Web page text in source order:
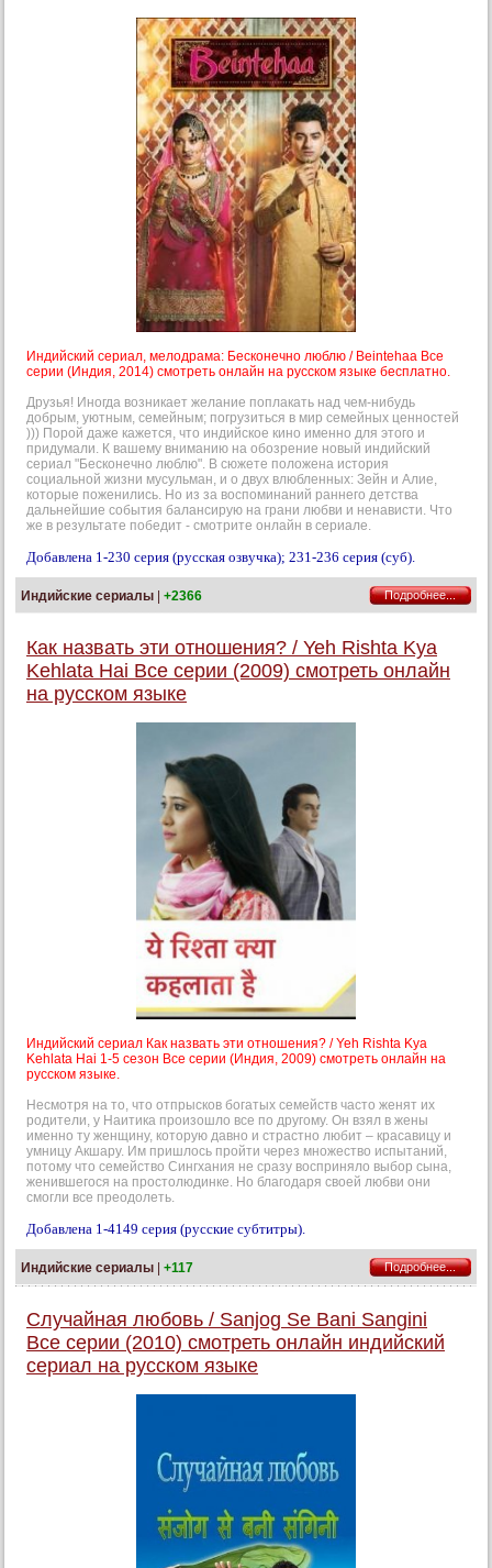
Индийский сериал, мелодрама: Бесконечно люблю / Beintehaa Все
серии (Индия, 2014) смотреть онлайн на русском языке бесплатно.
Друзья! Иногда возникает желание поплакать над чем-нибудь
добрым, уютным, семейным; погрузиться в мир семейных ценностей
))) Порой даже кажется, что индийское кино именно для этого и
придумали. К вашему вниманию на обозрение новый индийский
сериал "Бесконечно люблю". В сюжете положена история
социальной жизни мусульман, и о двух влюбленных: Зейн и Алие,
которые поженились. Но из за воспоминаний раннего детства
дальнейшие события балансирую на грани любви и ненависти. Что
же в результате победит - смотрите онлайн в сериале.
Добавлена 1-230 серия (русская озвучка); 231-236 серия (суб).
Индийские сериалы +2366 Подробнее...
Как назвать эти отношения? / Yeh Rishta Kya
Kehlata Hai Все серии (2009) смотреть онлайн
на русском языке
Индийский сериал Как назвать эти отношения? / Yeh Rishta Kya
Kehlata Hai 1-5 сезон Все серии (Индия, 2009) смотреть онлайн на
русском языке.
Несмотря на то, что отпрысков богатых семейств часто женят их
родители, у Наитика произошло все по другому. Он взял в жены
именно ту женщину, которую давно и страстно любит – красавицу и
умницу Акшару. Им пришлось пройти через множество испытаний,
потому что семейство Сингхания не сразу восприняло выбор сына,
женившегося на простолюдинке. Но благодаря своей любви они
смогли все преодолеть.
Добавлена 1-4149 серия (русские субтитры).
Индийские сериалы +117 Подробнее...
Случайная любовь / Sanjog Se Bani Sangini
Все серии (2010) смотреть онлайн индийский
сериал на русском языке